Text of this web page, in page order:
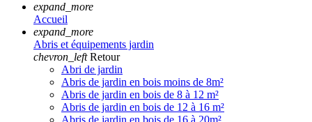
expand_more
Accueil
expand_more
Abris et équipements jardin
chevron_left Retour
Abri de jardin
Abris de jardin en bois moins de 8m²
Abris de jardin en bois de 8 à 12 m²
Abris de jardin en bois de 12 à 16 m²